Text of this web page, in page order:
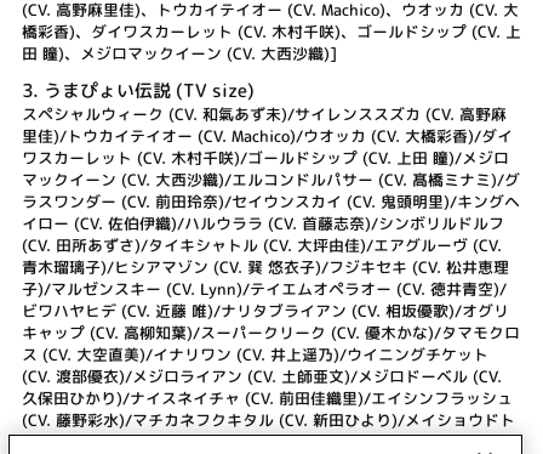
(CV. 高野麻里佳)、トウカイテイオー (CV. Machico)、ウオッカ (CV. 大
橋彩香)、ダイワスカーレット (CV. 木村千咲)、ゴールドシップ (CV. 上
田 瞳)、メジロマックイーン (CV. 大西沙織)]
3. うまぴょい伝説 (TV size)
スペシャルウィーク (CV. 和氣あず未)/サイレンススズカ (CV. 高野麻
里佳)/トウカイテイオー (CV. Machico)/ウオッカ (CV. 大橋彩香)/ダイ
ワスカーレット (CV. 木村千咲)/ゴールドシップ (CV. 上田 瞳)/メジロ
マックイーン (CV. 大西沙織)/エルコンドルパサー (CV. 髙橋ミナミ)/グ
ラスワンダー (CV. 前田玲奈)/セイウンスカイ (CV. 鬼頭明里)/キングヘ
イロー (CV. 佐伯伊織)/ハルウララ (CV. 首藤志奈)/シンボリルドルフ
(CV. 田所あずさ)/タイキシャトル (CV. 大坪由佳)/エアグルーヴ (CV.
青木瑠璃子)/ヒシアマゾン (CV. 巽 悠衣子)/フジキセキ (CV. 松井恵理
子)/マルゼンスキー (CV. Lynn)/テイエムオペラオー (CV. 徳井青空)/
ビワハヤヒデ (CV. 近藤 唯)/ナリタブライアン (CV. 相坂優歌)/オグリ
キャップ (CV. 高柳知葉)/スーパークリーク (CV. 優木かな)/タマモクロ
ス (CV. 大空直美)/イナリワン (CV. 井上遥乃)/ウイニングチケット
(CV. 渡部優衣)/メジロライアン (CV. 土師亜文)/メジロドーベル (CV.
久保田ひかり)/ナイスネイチャ (CV. 前田佳織里)/エイシンフラッシュ
(CV. 藤野彩水)/マチカネフクキタル (CV. 新田ひより)/メイショウドト
ウ (CV. 和多田美咲)